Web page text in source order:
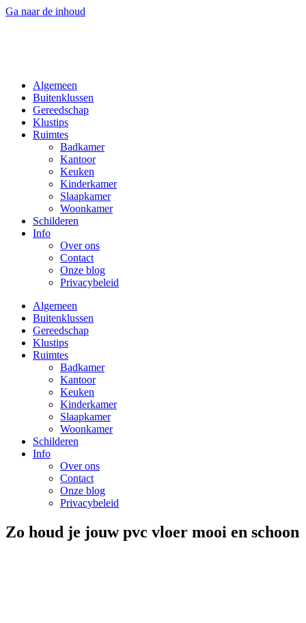
Ga naar de inhoud
Algemeen
Buitenklussen
Gereedschap
Klustips
Ruimtes
Badkamer
Kantoor
Keuken
Kinderkamer
Slaapkamer
Woonkamer
Schilderen
Info
Over ons
Contact
Onze blog
Privacybeleid
Algemeen
Buitenklussen
Gereedschap
Klustips
Ruimtes
Badkamer
Kantoor
Keuken
Kinderkamer
Slaapkamer
Woonkamer
Schilderen
Info
Over ons
Contact
Onze blog
Privacybeleid
Zo houd je jouw pvc vloer mooi en schoon